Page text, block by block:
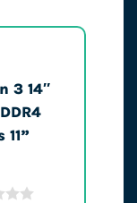
3 14″
11”